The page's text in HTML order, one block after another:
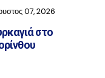
07, 2026
στο